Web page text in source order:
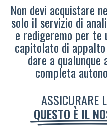
Non devi acquistare
solo il servizio di
e redigeremo per te
capitolato di
dare a
completa
ASSICURARE
QUESTO È IL